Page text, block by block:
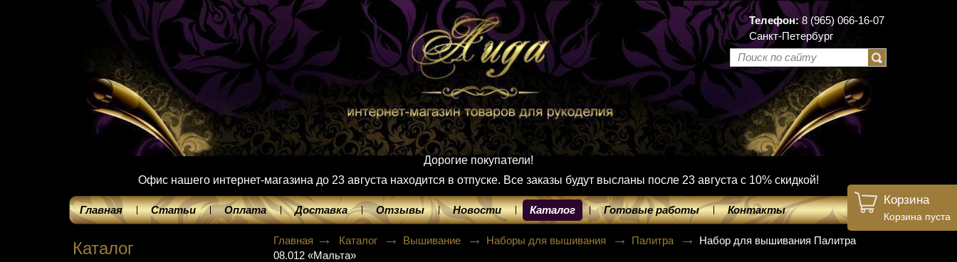
Телефон:8 (965) 066-16-07
Санкт-Петербург
Дорогие покупатели!
Офис нашего интернет-магазина до 23 августа находится в отпуске. Все заказы будут высланы после 23 августа с 10% скидкой!
Главная Статьи Оплата Доставка Отзывы Новости Каталог Готовые работы Контакты
Каталог
Корзина
Корзина пуста
Главная Каталог Вышивание Наборы для вышивания Палитра
Набор для вышивания Палитра
08.012 «Мальта»